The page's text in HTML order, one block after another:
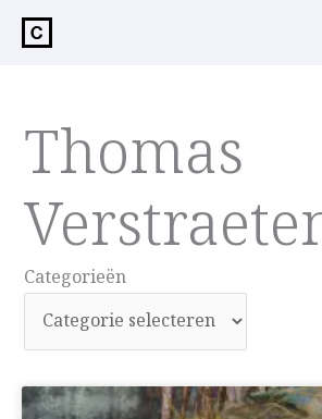
inhoud
Thomas
Categorieën
Categorieën